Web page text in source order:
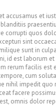
accusamus et
corrupti quos
sint
sunt in
id est laborum
rerum facilis est
cum
nihil impedit quo
facere
omnis dolor